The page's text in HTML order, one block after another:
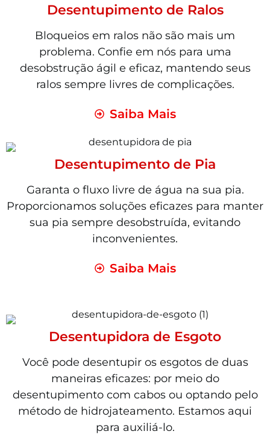
Desentupimento de Ralos
Bloqueios em ralos não são mais um
problema. Confie em nós para uma
desobstrução ágil e eficaz, mantendo seus
ralos sempre livres de complicações.
Saiba Mais
Desentupimento de Pia
Garanta o fluxo livre de água na sua pia.
Proporcionamos soluções eficazes para manter
sua pia sempre desobstruída, evitando
inconvenientes.
Saiba Mais
Desentupidora de Esgoto
Você pode desentupir os esgotos de duas
maneiras eficazes: por meio do
desentupimento com cabos ou optando pelo
método de hidrojateamento. Estamos aqui
para auxiliá-lo.